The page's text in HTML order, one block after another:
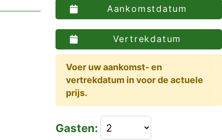
Aankomstdatum
Vertrekdatum
Voer uw aankomst- en
vertrekdatum in voor de actuele
prijs.
Gasten: